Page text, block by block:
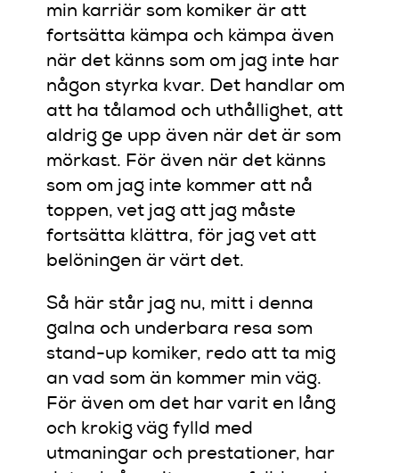
min karriär som komiker är att
fortsätta kämpa och kämpa även
när det känns som om jag inte har
någon styrka kvar. Det handlar om
att ha tålamod och uthållighet, att
aldrig ge upp även när det är som
mörkast. För även när det känns
som om jag inte kommer att nå
toppen, vet jag att jag måste
fortsätta klättra, för jag vet att
belöningen är värt det.
Så här står jag nu, mitt i denna
galna och underbara resa som
stand-up komiker, redo att ta mig
an vad som än kommer min väg.
För även om det har varit en lång
och krokig väg fylld med
utmaningar och prestationer, har